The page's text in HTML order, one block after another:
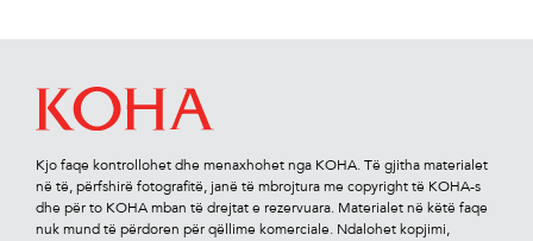
Kjo faqe kontrollohet dhe menaxhohet nga KOHA. Të gjitha materialet
në të, përfshirë fotograﬁtë, janë të mbrojtura me copyright të KOHA-s
dhe për to KOHA mban të drejtat e rezervuara. Materialet në këtë faqe
nuk mund të përdoren për qëllime komerciale. Ndalohet kopjimi,